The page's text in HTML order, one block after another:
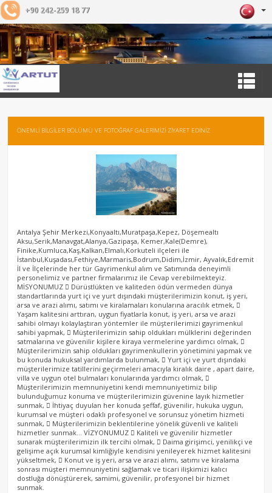
+90 242-259 18 77
ÖNEMLİ BİLGİLER BÖLÜMÜ VE FOTOĞRAF GALERİMİZİ ZİYARET EDİNİZ
Antalya Şehir Merkezi,Konyaaltı,Muratpaşa,Kepez, Döşemealtı
Aksu,Serik,Manavgat,Alanya,Gazipaşa, Kemer,Kale(Demre),
Finike,Kumluca,Kaş,Kalkan,Elmalı,Korkuteli ilçeleri ile
İstanbul,Kuşadası,Fethiye,Marmaris,Bodrum,Didim,İzmir, Ayvalık,Edremit
İl ve İlçelerinde her tür Gayrimenkul alım ve Satımında deneyimli
personelimiz ve partner firmalarımız ile Cevap verebilmekteyiz.
MİSYONUMUZ  Dürüstlükten ve kaliteden ödün vermeden dünya
standartlarında yurt içi ve yurt dışındaki müşterilerimizin konut, iş yeri,
arsa ve arazi alımı, satımı ve kiralamaları konularına aracılık etmek, 
Yaşam kalitesini arttıran, uygun fiyatlarla konut, iş yeri, arsa ve arazi
sahibi olmayı kolaylaştıran yöntemler ile müşterilerimizi gayrimenkul
sahibi yapmak,  Müşterilerimizin sahip oldukları mülklerini değerinden
satmalarına ve güvenilir kişilere kiraya vermelerine yardımcı olmak, 
Müşterilerimizin sahip oldukları gayrimenkullerin yönetimini yapmak ve
bu konuda hukuksal yardımlarda bulunmak,  Yurt içi ve yurt dışındaki
müşterilerimize tatillerini geçirmeleri amacıyla kiralık daire , apart daire,
villa ve uygun otel bulmaları konularında yardımcı olmak, 
Müşterilerimizin memnuniyetini kendi memnuniyetimiz bilip
bulunduğumuz konuma ve müşterilerimizin güvenine layık hizmetler
sunmak,  İhtiyaç duyulan her konuda şeffaf, güvenilir, hukuka uygun,
kurumsal ve müşteri odaklı profesyonel ve sorunsuz yönetim hizmeti
sunmak,  Müşterilerimizin beklentilerine yönelik güvenli ve kaliteli
hizmetler sunmak… VİZYONUMUZ  Kaliteli ve güvenilir hizmetler
sunarak müşterilerimizin ilk tercihi olmak,  Daima girişimci, yenilikçi ve
gelişime açık kurumsal kimliğiyle kendisini yenileyerek hizmet kalitesini
yükseltmek,  Konut ve iş yeri, arsa ve arazi alımı, satımı ve kiralama
sonrası müşteri memnuniyetini sağlamak ve ticari ilişkimizi kalıcı
dostluğa dönüştürerek, samimi, güvenilir, profesyonel bir hizmet
sunmak.